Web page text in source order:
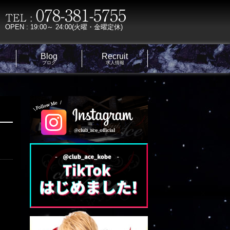
OPEN : 19:00～ 24:00(火曜・金曜定休)
Blog
ブログ
Recruit
求人情報